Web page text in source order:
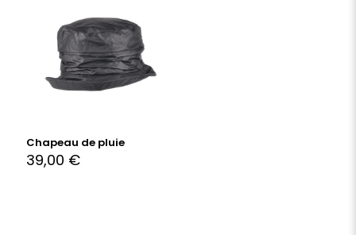
Chapeau de pluie
39,00 €